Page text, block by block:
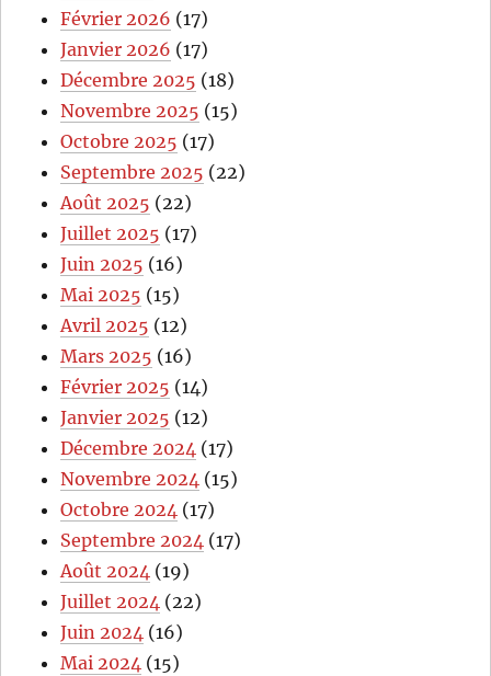
Février 2026 (17)
Janvier 2026 (17)
Décembre 2025 (18)
Novembre 2025 (15)
Octobre 2025 (17)
Septembre 2025 (22)
Août 2025 (22)
Juillet 2025 (17)
Juin 2025 (16)
Mai 2025 (15)
Avril 2025 (12)
Mars 2025 (16)
Février 2025 (14)
Janvier 2025 (12)
Décembre 2024 (17)
Novembre 2024 (15)
Octobre 2024 (17)
Septembre 2024 (17)
Août 2024 (19)
Juillet 2024 (22)
Juin 2024 (16)
Mai 2024 (15)